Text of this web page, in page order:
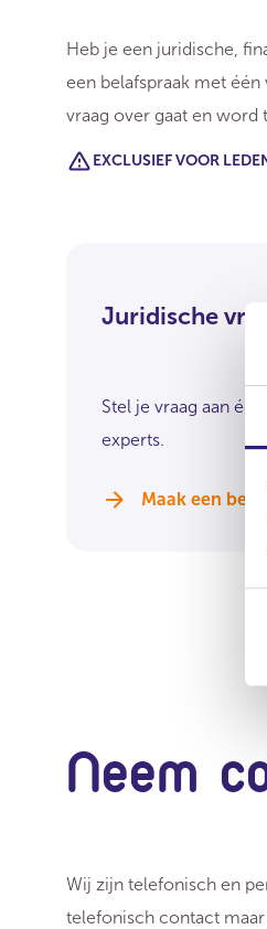
Heb je een juridische,
een belafspraak met
vraag over gaat en word
EXCLUSIEF VOOR
Juridische
Stel je vraag aan
experts.
Maak een
Neem
Wij zijn telefonisch en
telefonisch contact